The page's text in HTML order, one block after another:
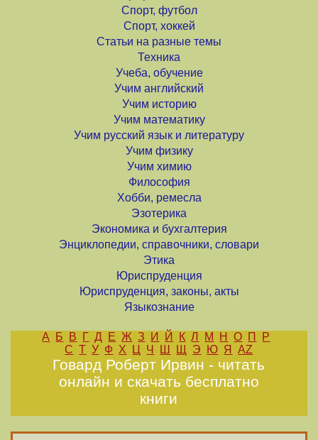
Спорт, футбол
Спорт, хоккей
Статьи на разные темы
Техника
Учеба, обучение
Учим английский
Учим историю
Учим математику
Учим русский язык и литературу
Учим физику
Учим химию
Философия
Хобби, ремесла
Эзотерика
Экономика и бухгалтерия
Энциклопедии, справочники, словари
Этика
Юриспруденция
Юриспруденция, законы, акты
Языкознание
А Б В Г Д Е Ж З И Й К Л М Н О П
Р
С Т У Ф Х Ц Ч Ш Щ Э Ю Я AZ
Говард Роберт Ирвин - читать
онлайн и скачать бесплатно
книги